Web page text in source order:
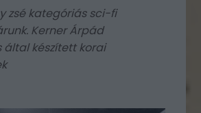
zsé kategóriás sci-fi
Kerner Árpád
által készített korai